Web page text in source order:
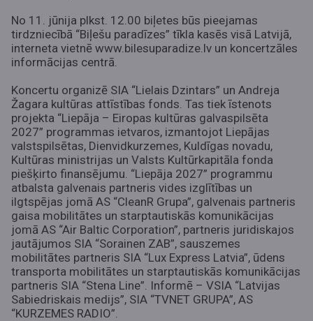
No 11. jūnija plkst. 12.00 biļetes būs pieejamas
tirdzniecībā “Biļešu paradīzes” tīkla kasēs visā Latvijā,
interneta vietnē www.bilesuparadize.lv un koncertzāles
informācijas centrā.
Koncertu organizē SIA “Lielais Dzintars” un Andreja
Žagara kultūras attīstības fonds. Tas tiek īstenots
projekta “Liepāja – Eiropas kultūras galvaspilsēta
2027” programmas ietvaros, izmantojot Liepājas
valstspilsētas, Dienvidkurzemes, Kuldīgas novadu,
Kultūras ministrijas un Valsts Kultūrkapitāla fonda
piešķirto finansējumu. “Liepāja 2027” programmu
atbalsta galvenais partneris vides izglītības un
ilgtspējas jomā AS “CleanR Grupa”, galvenais partneris
gaisa mobilitātes un starptautiskās komunikācijas
jomā AS “Air Baltic Corporation”, partneris juridiskajos
jautājumos SIA “Sorainen ZAB”, sauszemes
mobilitātes partneris SIA “Lux Express Latvia”, ūdens
transporta mobilitātes un starptautiskās komunikācijas
partneris SIA “Stena Line”. Informē – VSIA “Latvijas
Sabiedriskais medijs”, SIA “TVNET GRUPA”, AS
“KURZEMES RADIO”.